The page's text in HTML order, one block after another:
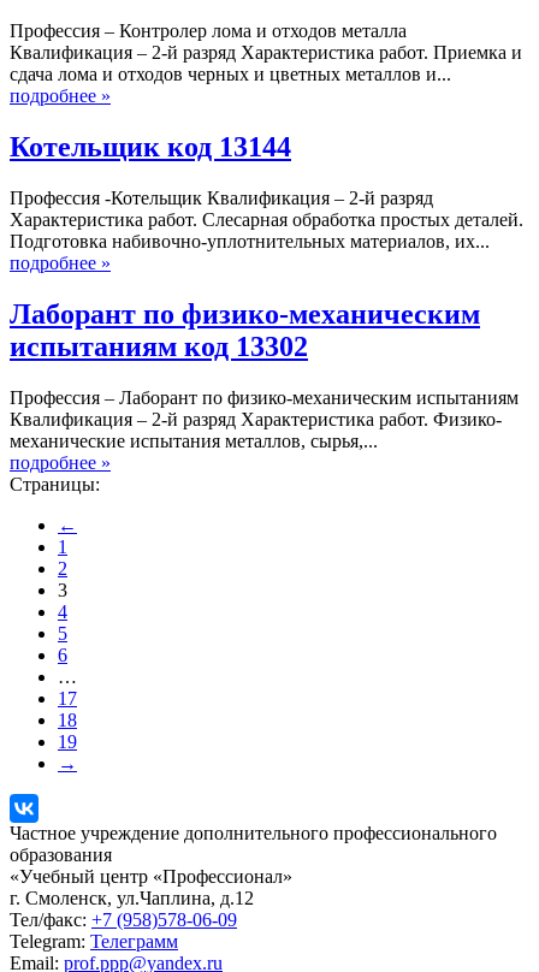
Профессия – Контролер лома и отходов металла
Квалификация – 2-й разряд Характеристика работ. Приемка и
сдача лома и отходов черных и цветных металлов и...
подробнее »
Котельщик код 13144
Профессия -Котельщик Квалификация – 2-й разряд
Характеристика работ. Слесарная обработка простых деталей.
Подготовка набивочно-уплотнительных материалов, их...
подробнее »
Лаборант по физико-механическим
испытаниям код 13302
Профессия – Лаборант по физико-механическим испытаниям
Квалификация – 2-й разряд Характеристика работ. Физико-
механические испытания металлов, сырья,...
подробнее »
Страницы:
←
1
2
3
4
5
6
…
17
18
19
→
Частное учреждение дополнительного профессионального
образования
«Учебный центр «Профессионал»
г. Смоленск, ул.Чаплина, д.12
Тел/факс: +7 (958)578-06-09
Telegram: Телеграмм
Email: prof.ppp@yandex.ru